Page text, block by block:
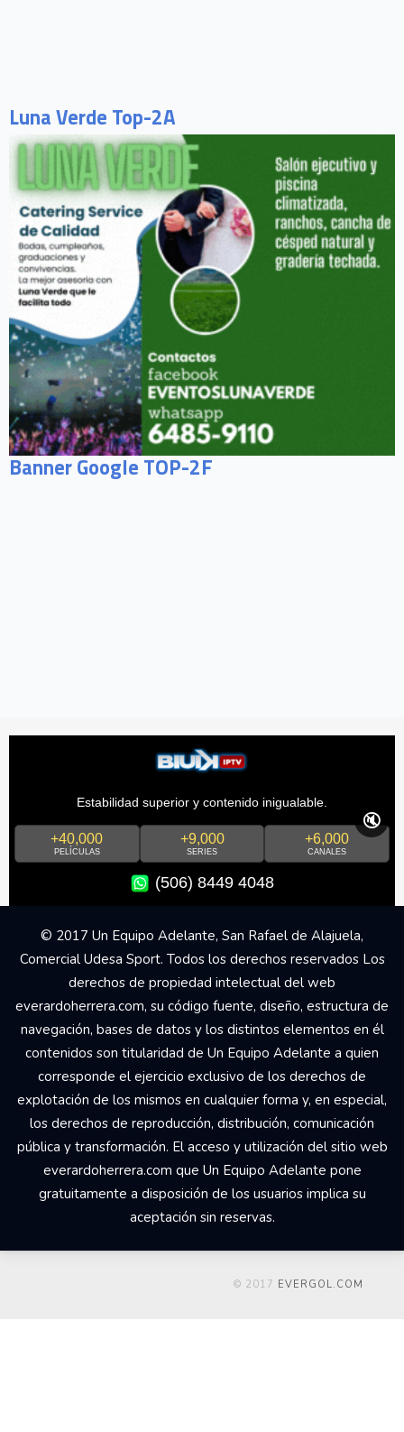
Luna Verde Top-2A
Banner Google TOP-2F
Estabilidad superior y contenido inigualable.
+40,000
PELÍCULAS
+9,000
SERIES
+6,000
CANALES
(506) 8449 4048
🔇
© 2017 Un Equipo Adelante, San Rafael de Alajuela,
Comercial Udesa Sport. Todos los derechos reservados Los
derechos de propiedad intelectual del web
everardoherrera.com, su código fuente, diseño, estructura de
navegación, bases de datos y los distintos elementos en él
contenidos son titularidad de Un Equipo Adelante a quien
corresponde el ejercicio exclusivo de los derechos de
explotación de los mismos en cualquier forma y, en especial,
los derechos de reproducción, distribución, comunicación
pública y transformación. El acceso y utilización del sitio web
everardoherrera.com que Un Equipo Adelante pone
gratuitamente a disposición de los usuarios implica su
aceptación sin reservas.
© 2017 EVERGOL.COM